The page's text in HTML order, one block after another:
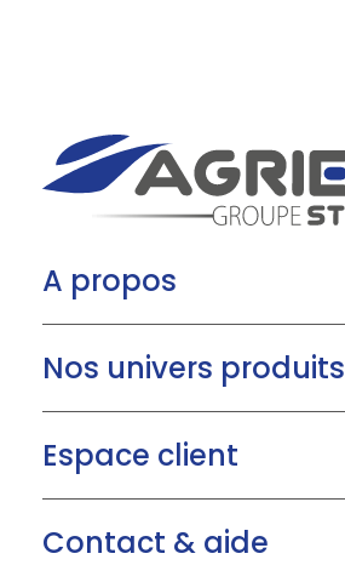
A propos
Nos univers produits
Espace client
Contact & aide